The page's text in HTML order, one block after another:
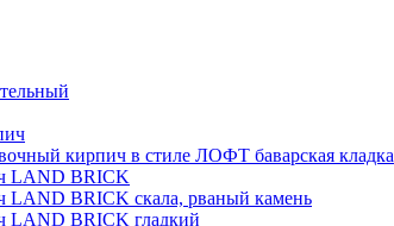
кирпич в стиле ЛОФТ баварская кладка
LAND BRICK
BRICK скала, рваный камень
LAND BRICK гладкий